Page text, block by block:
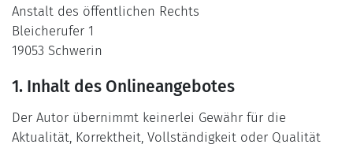
Anstalt des öffentlichen Rechts
Bleicherufer 1
19053 Schwerin
1. Inhalt des Onlineangebotes
Der Autor übernimmt keinerlei Gewähr für die
Aktualität, Korrektheit, Vollständigkeit oder Qualität